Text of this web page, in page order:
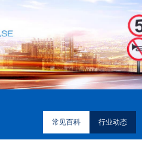
常见百科 行业动态